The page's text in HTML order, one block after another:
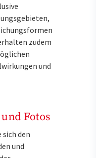
zudem
und
Fotos
sich den
und